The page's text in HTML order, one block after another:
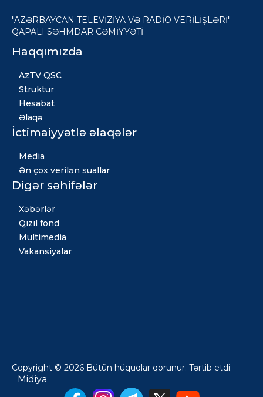
"AZƏRBAYCAN TELEVİZİYA VƏ RADİO VERİLİŞLƏRİ"
QAPALI SƏHMDAR CƏMİYYƏTİ
Haqqımızda
AzTV QSC
Struktur
Hesabat
Əlaqə
İctimaiyyətlə əlaqələr
Media
Ən çox verilən suallar
Digər səhifələr
Xəbərlər
Qızıl fond
Multimedia
Vakansiyalar
Copyright © 2026 Bütün hüquqlar qorunur. Tərtib etdi:
Midiya